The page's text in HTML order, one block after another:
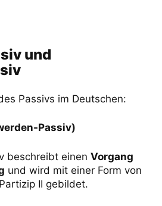
und
Passivs im Deutschen:
Passiv)
beschreibt einen Vorgang
und wird mit einer Form von
II gebildet.